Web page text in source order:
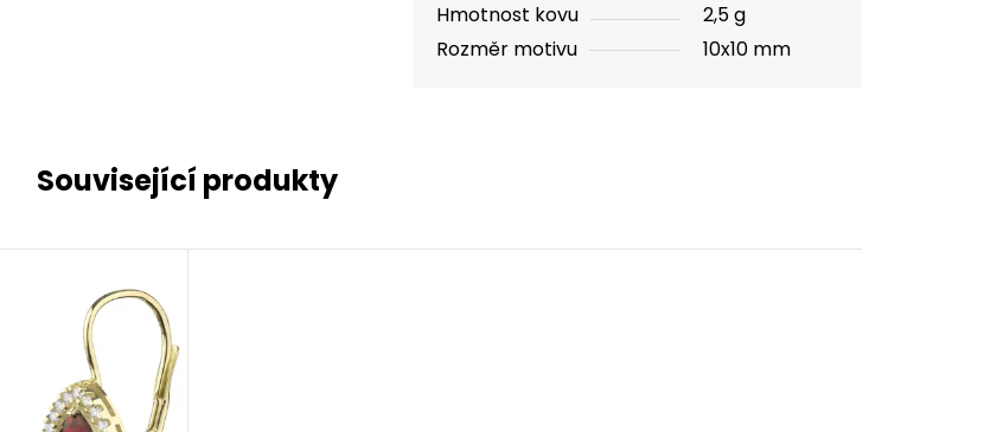
Hmotnost kovu
2,5 g
Rozměr motivu
10x10 mm
Související produkty